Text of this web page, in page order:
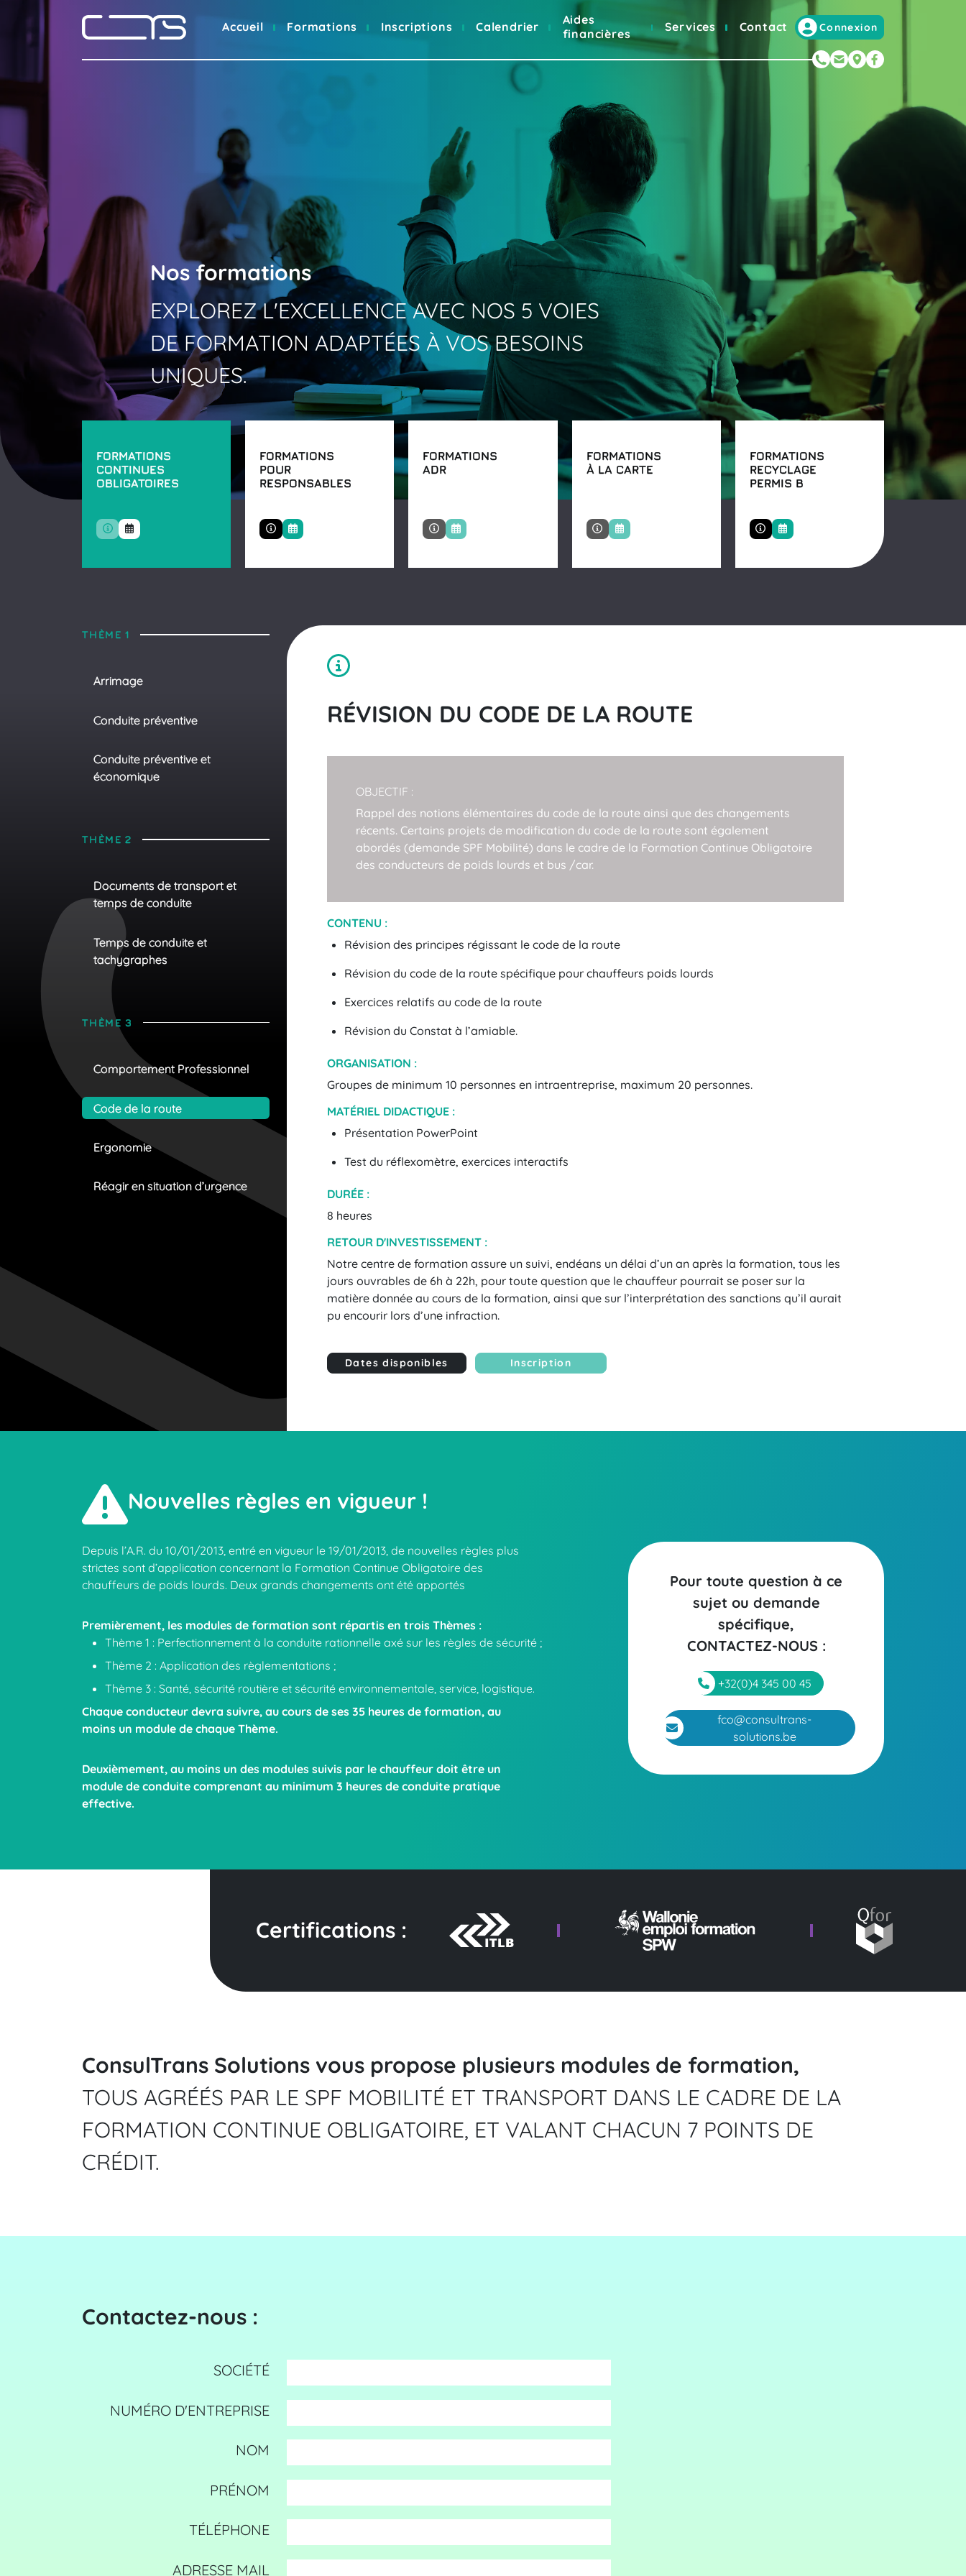
Accueil Formations Inscriptions Calendrier
Aides
financières
Services Contact Connexion
Nos formations
EXPLOREZ L'EXCELLENCE AVEC NOS 5 VOIES
DE FORMATION ADAPTÉES À VOS BESOINS
UNIQUES.
FORMATIONS
CONTINUES
OBLIGATOIRES
FORMATIONS
POUR
RESPONSABLES
FORMATIONS
ADR
FORMATIONS
À LA CARTE
FORMATIONS
RECYCLAGE
PERMIS B
THÈME 1
Arrimage
Conduite préventive
Conduite préventive et
économique
THÈME 2
Documents de transport et
temps de conduite
Temps de conduite et
tachygraphes
THÈME 3
Comportement Professionnel
Code de la route
Ergonomie
Réagir en situation d’urgence
RÉVISION DU CODE DE LA ROUTE
OBJECTIF :
Rappel des notions élémentaires du code de la route ainsi que des changements
récents. Certains projets de modification du code de la route sont également
abordés (demande SPF Mobilité) dans le cadre de la Formation Continue Obligatoire
des conducteurs de poids lourds et bus /car.
CONTENU :
Révision des principes régissant le code de la route
Révision du code de la route spécifique pour chauffeurs poids lourds
Exercices relatifs au code de la route
Révision du Constat à l’amiable.
ORGANISATION :
Groupes de minimum 10 personnes en intraentreprise, maximum 20 personnes.
MATÉRIEL DIDACTIQUE :
Présentation PowerPoint
Test du réflexomètre, exercices interactifs
DURÉE :
8 heures
RETOUR D'INVESTISSEMENT :
Notre centre de formation assure un suivi, endéans un délai d’un an après la formation, tous les
jours ouvrables de 6h à 22h, pour toute question que le chauffeur pourrait se poser sur la
matière donnée au cours de la formation, ainsi que sur l’interprétation des sanctions qu’il aurait
pu encourir lors d’une infraction.
Dates disponibles Inscription
Nouvelles règles en vigueur !
Depuis l’A.R. du 10/01/2013, entré en vigueur le 19/01/2013, de nouvelles règles plus
strictes sont d’application concernant la Formation Continue Obligatoire des
chauffeurs de poids lourds. Deux grands changements ont été apportés
Premièrement, les modules de formation sont répartis en trois Thèmes :
Thème 1 : Perfectionnement à la conduite rationnelle axé sur les règles de sécurité ;
Thème 2 : Application des règlementations ;
Thème 3 : Santé, sécurité routière et sécurité environnementale, service, logistique.
Chaque conducteur devra suivre, au cours de ses 35 heures de formation, au
moins un module de chaque Thème.
Deuxièmement, au moins un des modules suivis par le chauffeur doit être un
module de conduite comprenant au minimum 3 heures de conduite pratique
effective.
Pour toute question à ce
sujet ou demande
spécifique,
CONTACTEZ-NOUS :
+32(0)4 345 00 45
fco@consultrans-
solutions.be
Certifications :
ConsulTrans Solutions vous propose plusieurs modules de formation,
TOUS AGRÉÉS PAR LE SPF MOBILITÉ ET TRANSPORT DANS LE CADRE DE LA
FORMATION CONTINUE OBLIGATOIRE, ET VALANT CHACUN 7 POINTS DE
CRÉDIT.
Contactez-nous :
SOCIÉTÉ
NUMÉRO D'ENTREPRISE
NOM
PRÉNOM
TÉLÉPHONE
ADRESSE MAIL